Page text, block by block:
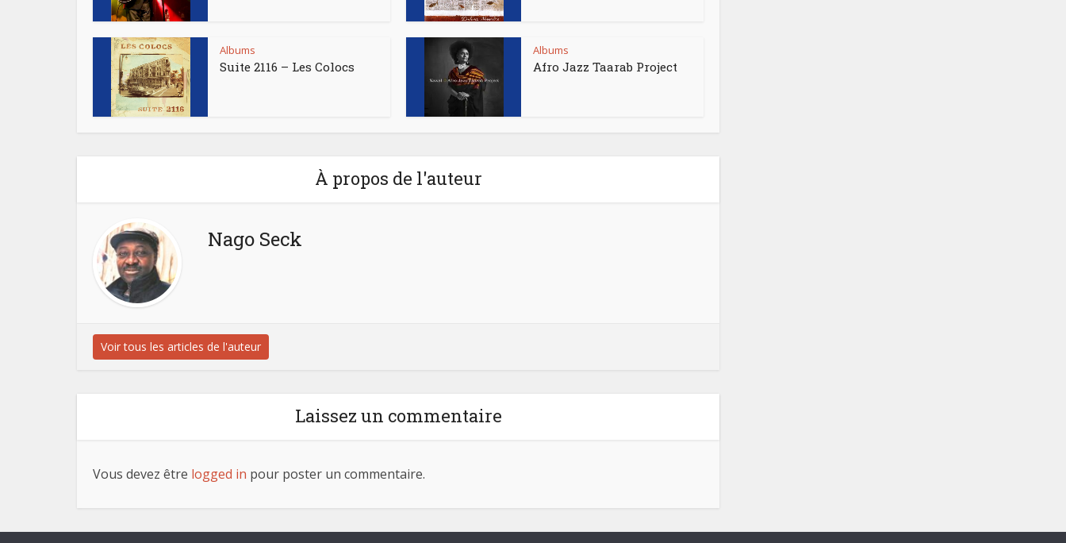
Albums
Suite 2116 – Les Colocs
Albums
Afro Jazz Taarab Project
À propos de l'auteur
Nago Seck
Voir tous les articles de l'auteur
Laissez un commentaire
Vous devez être logged in pour poster un commentaire.